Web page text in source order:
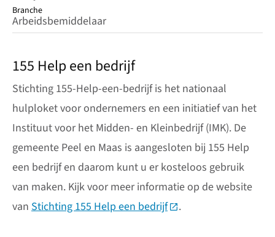
Branche
Arbeidsbemiddelaar
155 Help een bedrijf
Stichting 155-Help-een-bedrijf is het nationaal
hulploket voor ondernemers en een initiatief van het
Instituut voor het Midden- en Kleinbedrijf (IMK). De
gemeente Peel en Maas is aangesloten bij 155 Help
een bedrijf en daarom kunt u er kosteloos gebruik
van maken. Kijk voor meer informatie op de website
van Stichting 155 Help een bedrijf(Deze link gaat naar
.